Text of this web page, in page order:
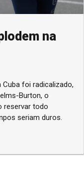
na
Cuba foi radicalizado,
Burton, o
reservar todo
seriam duros.